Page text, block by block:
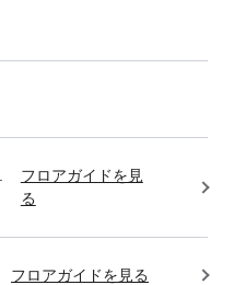
フロアガイドを見
る
フロアガイドを見る